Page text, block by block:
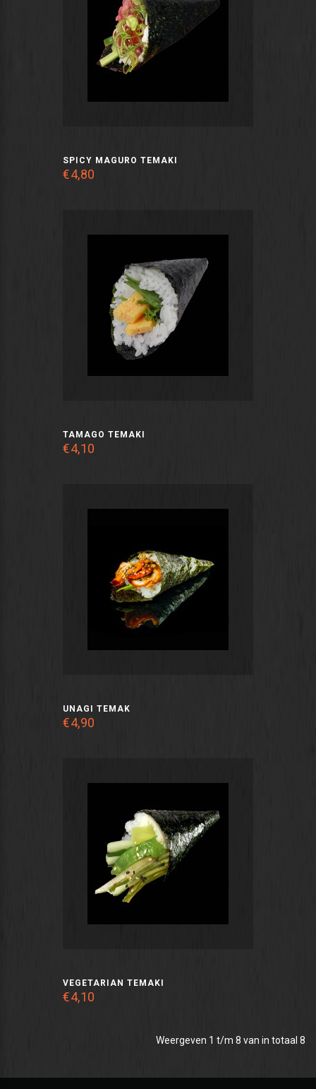
SPICY MAGURO TEMAKI
€4,80
TAMAGO TEMAKI
€4,10
UNAGI TEMAK
€4,90
VEGETARIAN TEMAKI
€4,10
Weergeven 1 t/m 8 van in totaal 8